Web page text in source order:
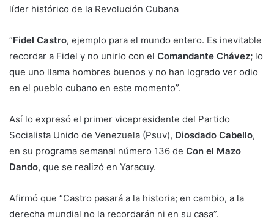
líder histórico de la Revolución Cubana
“Fidel Castro, ejemplo para el mundo entero. Es inevitable
recordar a Fidel y no unirlo con el Comandante Chávez; lo
que uno llama hombres buenos y no han logrado ver odio
en el pueblo cubano en este momento”.
Así lo expresó el primer vicepresidente del Partido
Socialista Unido de Venezuela (Psuv), Diosdado Cabello,
en su programa semanal número 136 de Con el Mazo
Dando, que se realizó en Yaracuy.
Afirmó que “Castro pasará a la historia; en cambio, a la
derecha mundial no la recordarán ni en su casa”.